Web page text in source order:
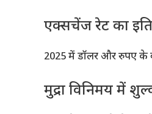
एक्सचेंज रेट का
2025 में डॉलर और रुपए के
मुद्रा विनिमय में